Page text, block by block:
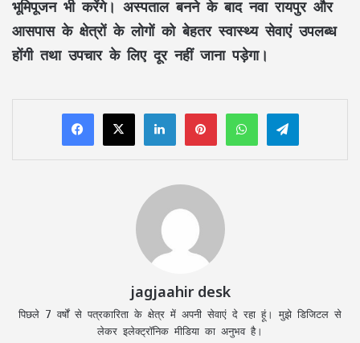
भूमिपूजन भी करेंगे। अस्पताल बनने के बाद नवा रायपुर और
आसपास के क्षेत्रों के लोगों को बेहतर स्वास्थ्य सेवाएं उपलब्ध
होंगी तथा उपचार के लिए दूर नहीं जाना पड़ेगा।
LinkedInPinterestWhatsAppTelegram
jagjaahir desk
पिछले 7 वर्षों से पत्रकारिता के क्षेत्र में अपनी सेवाएं दे रहा हूं। मुझे डिजिटल से
लेकर इलेक्ट्रॉनिक मीडिया का अनुभव है।